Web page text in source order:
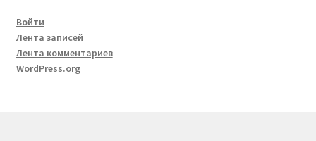
Войти
Лента записей
Лента комментариев
WordPress.org